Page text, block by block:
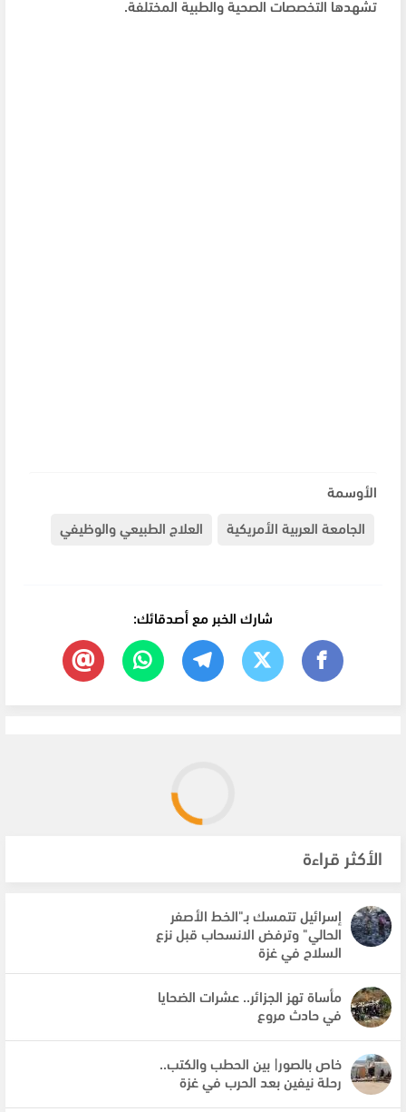
تشهدها التخصصات الصحية والطبية المختلفة.
الأوسمة
الجامعة العربية الأمريكية
العلاج الطبيعي والوظيفي
شارك الخبر مع أصدقائك:
الأكثر قراءة
إسرائيل تتمسك بـ"الخط الأصفر
الحالي" وترفض الانسحاب قبل نزع
السلاح في غزة
مأساة تهز الجزائر.. عشرات الضحايا
في حادث مروع
خاص بالصور| بين الحطب والكتب..
رحلة نيفين بعد الحرب في غزة